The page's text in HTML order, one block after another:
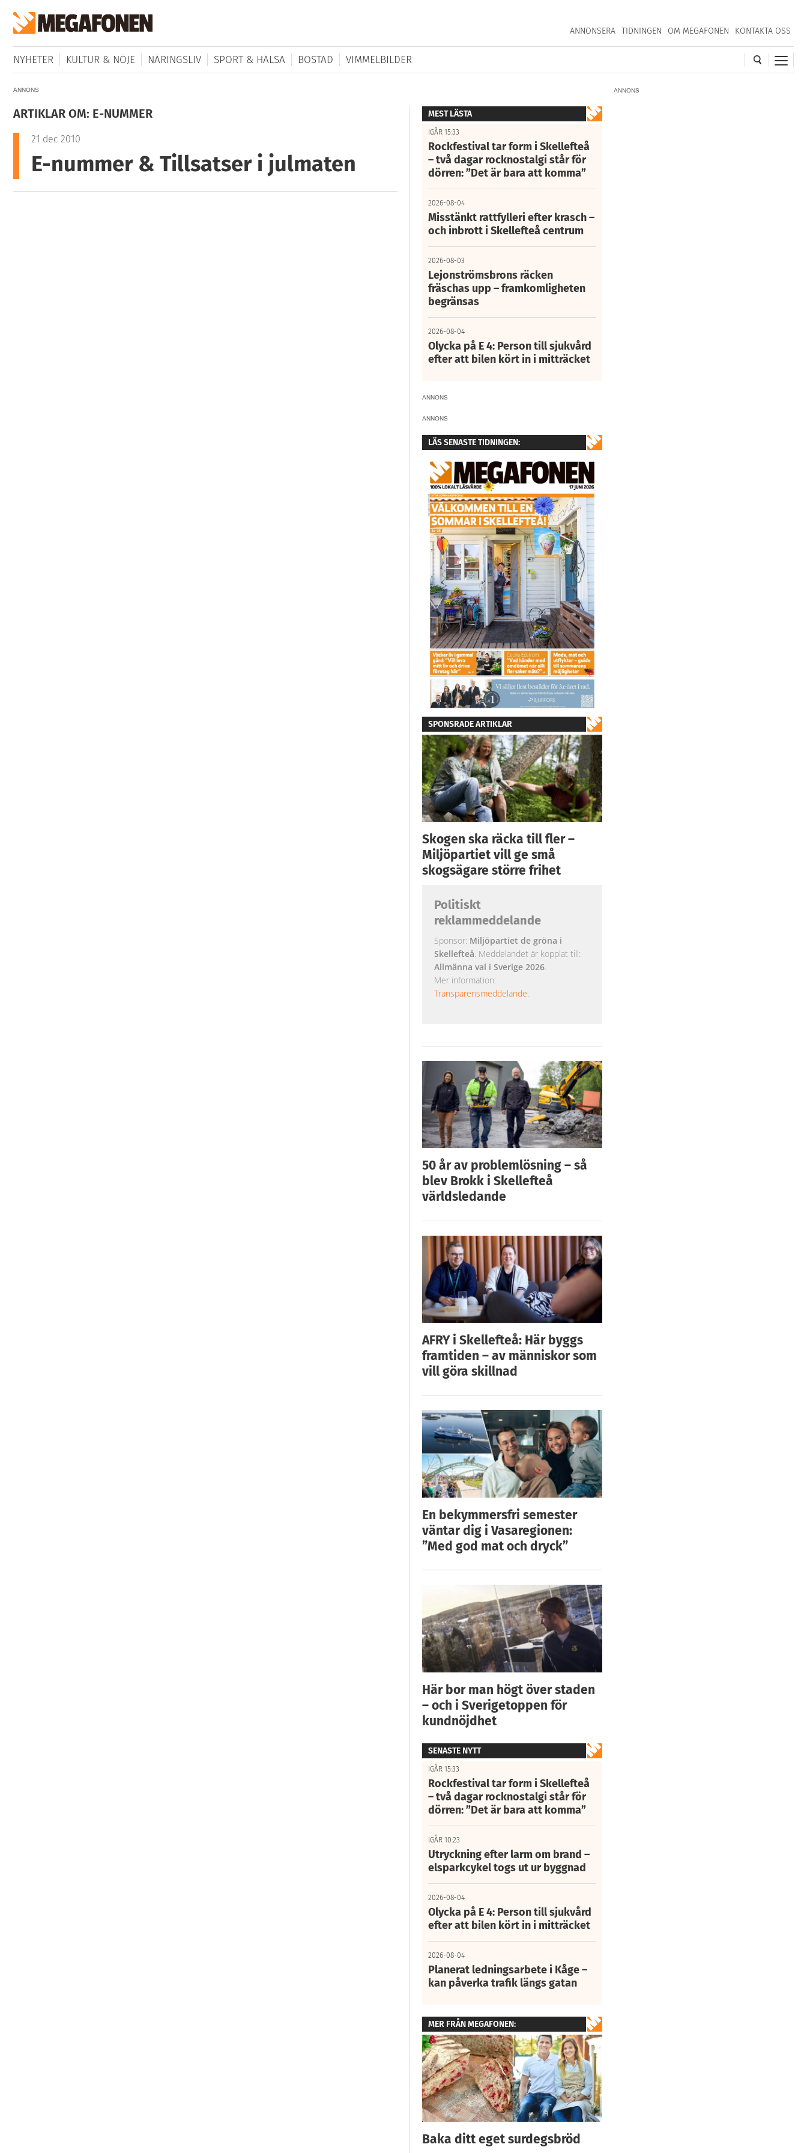
ANNONSERA TIDNINGEN OM MEGAFONEN KONTAKTA OSS
NYHETER KULTUR & NÖJE NÄRINGSLIV SPORT & HÄLSA BOSTAD VIMMELBILDER
ANNONS
ANNONS
ARTIKLAR OM: E-NUMMER
21 dec 2010
E-nummer & Tillsatser i julmaten
MEST LÄSTA
IGÅR 15:33
Rockfestival tar form i Skellefteå
– två dagar rocknostalgi står för
dörren: ”Det är bara att komma”
2026-08-04
Misstänkt rattfylleri efter krasch –
och inbrott i Skellefteå centrum
2026-08-03
Lejonströmsbrons räcken
fräschas upp – framkomligheten
begränsas
2026-08-04
Olycka på E 4: Person till sjukvård
efter att bilen kört in i mitträcket
ANNONS
ANNONS
LÄS SENASTE TIDNINGEN:
SPONSRADE ARTIKLAR
Skogen ska räcka till fler –
Miljöpartiet vill ge små
skogsägare större frihet
Politiskt
reklammeddelande
Sponsor: Miljöpartiet de gröna i
Skellefteå. Meddelandet är kopplat till:
Allmänna val i Sverige 2026.
Mer information:
Transparensmeddelande.
50 år av problemlösning – så
blev Brokk i Skellefteå
världsledande
AFRY i Skellefteå: Här byggs
framtiden – av människor som
vill göra skillnad
En bekymmersfri semester
väntar dig i Vasaregionen:
”Med god mat och dryck”
Här bor man högt över staden
– och i Sverigetoppen för
kundnöjdhet
SENASTE NYTT
IGÅR 15:33
Rockfestival tar form i Skellefteå
– två dagar rocknostalgi står för
dörren: ”Det är bara att komma”
IGÅR 10:23
Utryckning efter larm om brand –
elsparkcykel togs ut ur byggnad
2026-08-04
Olycka på E 4: Person till sjukvård
efter att bilen kört in i mitträcket
2026-08-04
Planerat ledningsarbete i Kåge –
kan påverka trafik längs gatan
MER FRÅN MEGAFONEN:
Baka ditt eget surdegsbröd